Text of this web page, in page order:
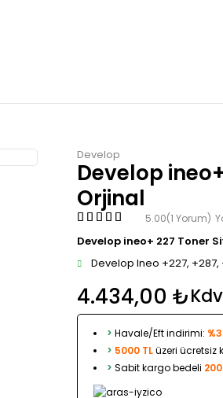
Develop
Develop
Orjinal
5.00(1 Yorum)
Develop ineo+ 227 Toner
Develop Ineo +227, +287,
4.434,00 ₺
> Havale/Eft indirimi: %3
> 5000 TLüzeri ücretsiz
> Sabit kargo bedeli